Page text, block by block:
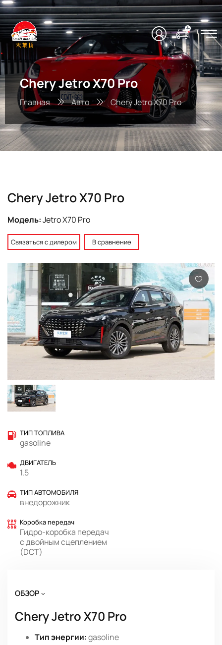
Chery Jetro X70 Pro
Главная Авто Chery Jetro X70 Pro
Chery Jetro X70 Pro
Модель:Jetro X70 Pro
Связаться с дилером В сравнение
ТИП ТОПЛИВА
gasoline
ДВИГАТЕЛЬ
1.5
ТИП АВТОМОБИЛЯ
внедорожник
Коробка передач
Гидро-коробка передач
с двойным сцеплением
(DCT)
ОБЗОР
Chery Jetro X70 Pro
Тип энергии:gasoline